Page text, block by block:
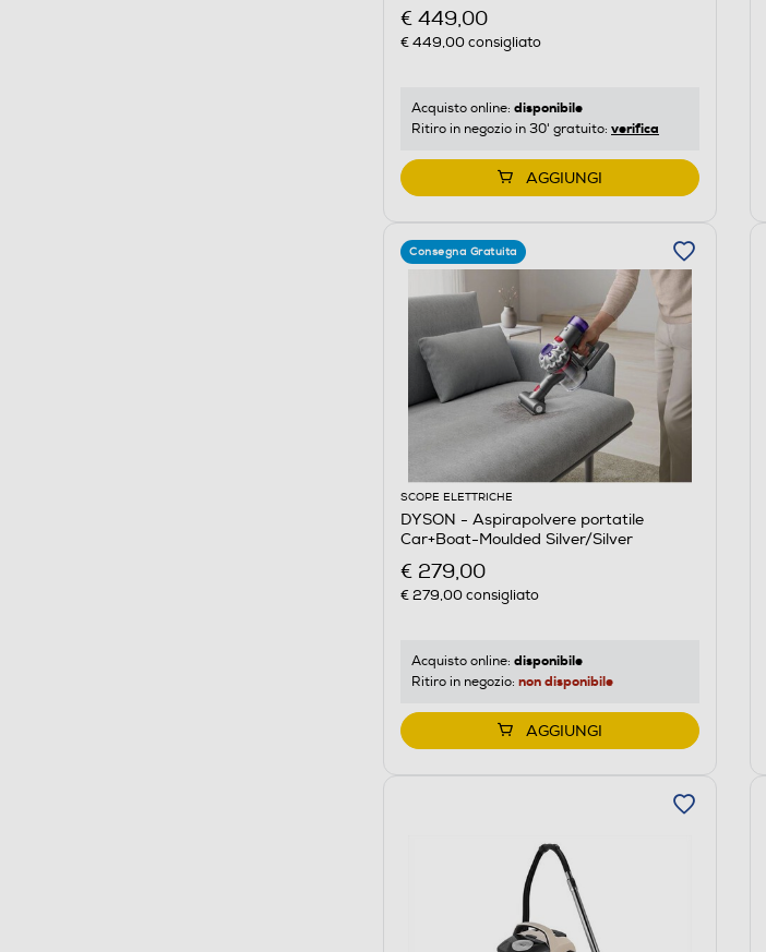
€ 449,00
€ 449,00consigliato
Acquisto online: disponibile
Ritiro in negozio in 30' gratuito: verifica
AGGIUNGI
Consegna Gratuita
SCOPE ELETTRICHE
DYSON - Aspirapolvere portatile
Car+Boat-Moulded Silver/Silver
€ 279,00
€ 279,00consigliato
Acquisto online: disponibile
Ritiro in negozio: non disponibile
AGGIUNGI